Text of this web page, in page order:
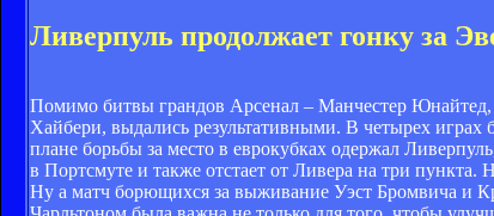
Ливерпуль продолжает гонку за
Помимо битвы грандов Арсенал – Манчестер Юнайтед,
Хайбери, выдались результативными. В четырех
плане борьбы за место в еврокубках одержал
в Портсмуте и также отстает от Ливера на три
Ну а матч борющихся за выживание Уэст Бромвича и